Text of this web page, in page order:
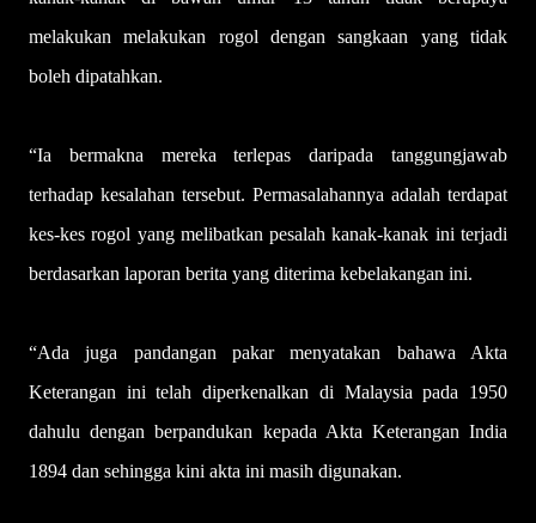
melakukan melakukan rogol dengan sangkaan yang tidak
boleh dipatahkan.
“Ia bermakna mereka terlepas daripada tanggungjawab
terhadap kesalahan tersebut. Permasalahannya adalah terdapat
kes-kes rogol yang melibatkan pesalah kanak-kanak ini terjadi
berdasarkan laporan berita yang diterima kebelakangan ini.
“Ada juga pandangan pakar menyatakan bahawa Akta
Keterangan ini telah diperkenalkan di Malaysia pada 1950
dahulu dengan berpandukan kepada Akta Keterangan India
1894 dan sehingga kini akta ini masih digunakan.